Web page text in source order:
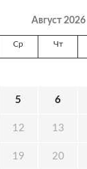
Август 2026
Ср Чт
5 6
12 13
19 20